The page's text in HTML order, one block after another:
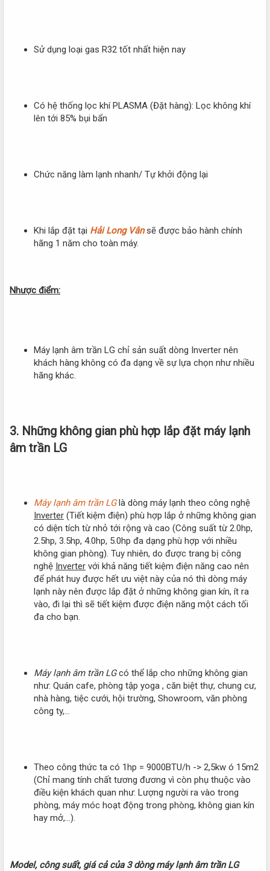
Sử dụng loại gas R32 tốt nhất hiện nay
Có hệ thống lọc khí PLASMA (Đặt hàng): Lọc không khí
lên tới 85% bụi bẩn
Chức năng làm lạnh nhanh/ Tự khởi động lại
Khi lắp đặt tại Hải Long Vânsẽ được bảo hành chính
hãng 1 năm cho toàn máy.
Nhược điểm:
Máy lạnh âm trần LG chỉ sản suất dòng Inverter nên
khách hàng không có đa dạng về sự lựa chọn như nhiều
hãng khác.
3. Những không gian phù hợp lắp đặt máy lạnh
âm trần LG​
Máy lạnh âm trần LGlà dòng máy lạnh theo công nghệ
Inverter (Tiết kiệm điện) phù hợp lắp ở những không gian
có diện tích từ nhỏ tới rộng và cao (Công suất từ 2.0hp,
2.5hp, 3.5hp, 4.0hp, 5.0hp đa dạng phù hợp với nhiều
không gian phòng). Tuy nhiên, do được trang bị công
nghệ Inverter với khả năng tiết kiệm điện năng cao nên
để phát huy được hết ưu việt này của nó thì dòng máy
lạnh này nên được lắp đặt ở những không gian kín, ít ra
vào, đi lại thì sẽ tiết kiệm được điện năng một cách tối
đa cho bạn.
Máy lạnh âm trần LGcó thể lắp cho những không gian
như: Quán cafe, phòng tập yoga , căn biệt thự, chung cư,
nhà hàng, tiệc cưới, hội trường, Showroom, văn phòng
công ty,…
Theo công thức ta có 1hp = 9000BTU/h -> 2,5kw ó 15m2
(Chỉ mang tính chất tương đương vì còn phụ thuộc vào
điều kiện khách quan như: Lượng người ra vào trong
phòng, máy móc hoạt động trong phòng, không gian kín
hay mở,…).
Model, công suất, giá cả của 3 dòng máy lạnh âm trần LG